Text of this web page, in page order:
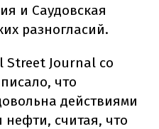
и Саудовская
разногласий.
Street Journal со
что
действиями
считая, что